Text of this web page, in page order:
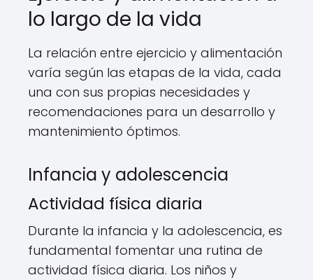
lo largo de la vida
La relación entre ejercicio y alimentación
varía según las etapas de la vida, cada
una con sus propias necesidades y
recomendaciones para un desarrollo y
mantenimiento óptimos.
Infancia y adolescencia
Actividad física diaria
Durante la infancia y la adolescencia, es
fundamental fomentar una rutina de
actividad física diaria. Los niños y